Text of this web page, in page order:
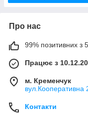
Про нас
99% позитивних з
Працює з
м. Кременчук
вул.Кооперативна
Контакти